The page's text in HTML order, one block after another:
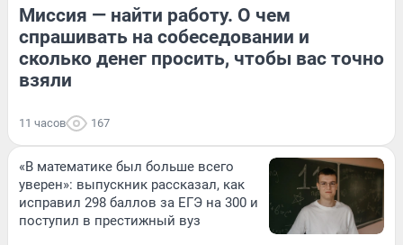
Миссия — найти работу. О чем
спрашивать на собеседовании и
сколько денег просить, чтобы вас точно
взяли
11 часов 167
«В математике был больше всего
уверен»: выпускник рассказал, как
исправил 298 баллов за ЕГЭ на 300 и
поступил в престижный вуз